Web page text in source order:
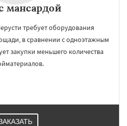
мансардой
требует оборудования
в сравнении с одноэтажным
закупки меньшего количества